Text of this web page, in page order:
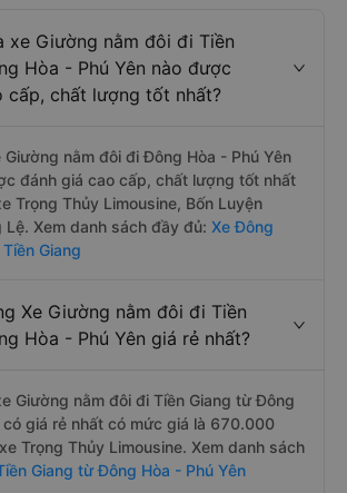
xe Giường nằm đôi đi Tiền
Hòa - Phú Yên nào được
cấp, chất lượng tốt nhất?
Giường nằm đôi đi Đông Hòa - Phú Yên
đánh giá cao cấp, chất lượng tốt nhất
Trọng Thủy Limousine, Bốn Luyện
Lệ. Xem danh sách đầy đủ: Xe Đông
Giang
Xe Giường nằm đôi đi Tiền
Hòa - Phú Yên giá rẻ nhất?
Giường nằm đôi đi Tiền Giang từ Đông
có giá rẻ nhất có mức giá là 670.000
Trọng Thủy Limousine. Xem danh sách
Giang từ Đông Hòa - Phú Yên